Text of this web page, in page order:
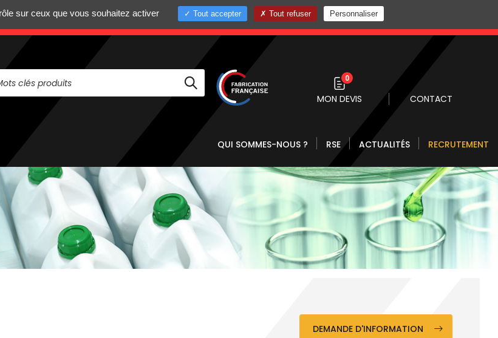
CONTACTER AU +33 (0)4 75 58 80 10
0
MON DEVIS CONTACT
QUI SOMMES-NOUS ? RSE ACTUALITÉS RECRUTEMENT
DEMANDE D'INFORMATION
sur ceux que vous souhaitez activer Tout accepter Tout refuser Personnaliser